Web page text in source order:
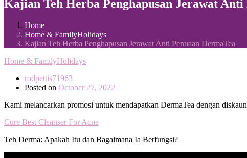
Kajian Teh Herba Penghapusan Jerawat Anti
Home
Home & FamilyHolidays
Kajian Teh Herba Penghapusan Jerawat Anti Penuaan DermaTea
Home & FamilyHolidays
rodpettis71963
Posted on October 27, 2022
Kami melancarkan promosi untuk mendapatkan DermaTea dengan
Cure Best Cleanser For Acne
Teh Derma: Apakah Itu dan Bagaimana Ia Berfungsi?